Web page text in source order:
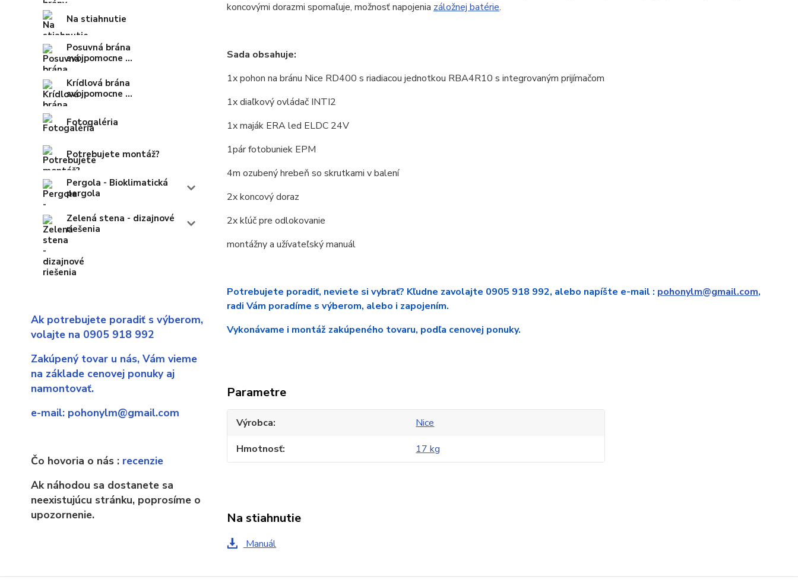
Na stiahnutie
Posuvná brána
svojpomocne ...
Krídlová brána
svojpomocne ...
Fotogaléria
Potrebujete montáž?
Pergola - Bioklimatická
pergola
Zelená stena - dizajnové
riešenia
Ak potrebujete poradiť s výberom,
volajte na 0905 918 992
Zakúpený tovar u nás, Vám vieme
na základe cenovej ponuky aj
namontovať.
e-mail: pohonylm@gmail.com
Čo hovoria o nás : recenzie
Ak náhodou sa dostanete sa
neexistujúcu stránku, poprosíme o
upozornenie.
koncovými dorazmi spomaľuje, možnosť napojenia záložnej batérie.
Sada obsahuje:
1x pohon na bránu Nice RD400 s riadiacou jednotkou RBA4R10 s integrovaným prijímačom
1x diaľkový ovládač INTI2
1x maják ERA led ELDC 24V
1pár fotobuniek EPM
4m ozubený hrebeň so skrutkami v balení
2x koncový doraz
2x kľúč pre odlokovanie
montážny a užívateľský manuál
Potrebujete poradiť, neviete si vybrať? Kľudne zavolajte 0905 918 992, alebo napíšte e-mail : pohonylm@gmail.com,
radi Vám poradíme s výberom, alebo i zapojením.
Vykonávame i montáž zakúpeného tovaru, podľa cenovej ponuky.
Parametre
Výrobca
Nice
Hmotnosť
17 kg
Na stiahnutie
Manuál